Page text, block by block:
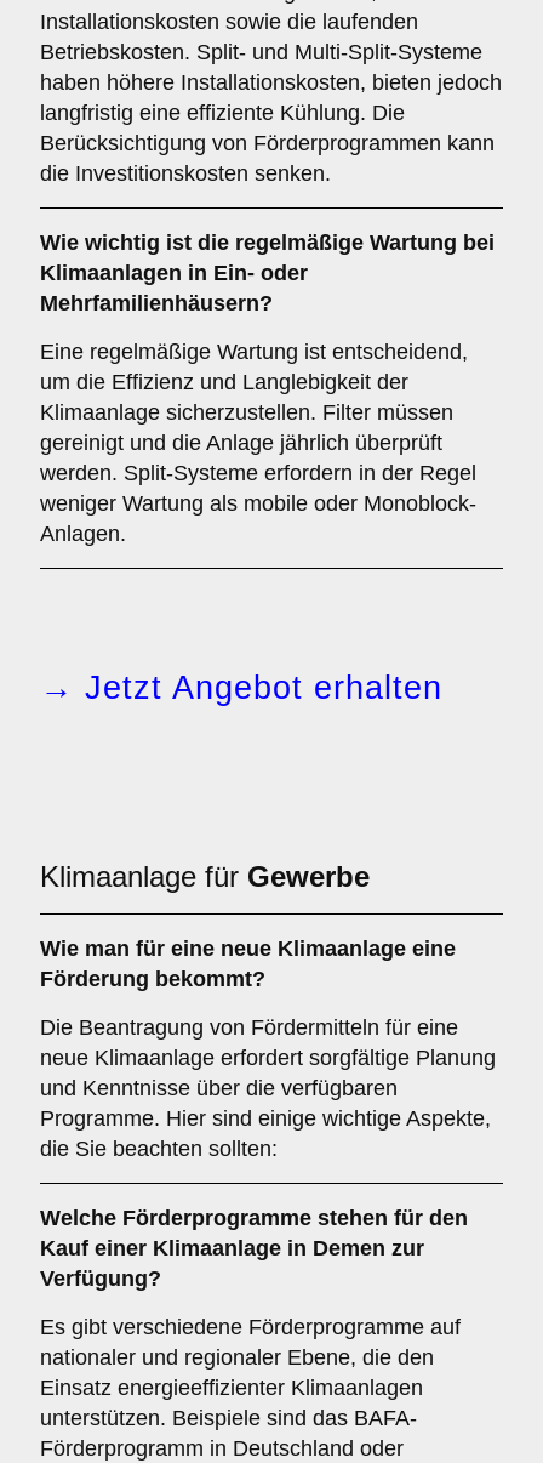
Installationskosten sowie die laufenden
Betriebskosten. Split- und Multi-Split-Systeme
haben höhere Installationskosten, bieten jedoch
langfristig eine effiziente Kühlung. Die
Berücksichtigung von Förderprogrammen kann
die Investitionskosten senken.
Wie wichtig ist die regelmäßige Wartung bei
Klimaanlagen in Ein- oder
Mehrfamilienhäusern?
Eine regelmäßige Wartung ist entscheidend,
um die Effizienz und Langlebigkeit der
Klimaanlage sicherzustellen. Filter müssen
gereinigt und die Anlage jährlich überprüft
werden. Split-Systeme erfordern in der Regel
weniger Wartung als mobile oder Monoblock-
Anlagen.
→ Jetzt Angebot erhalten
Klimaanlage für Gewerbe
Wie man für eine neue Klimaanlage eine
Förderung bekommt?
Die Beantragung von Fördermitteln für eine
neue Klimaanlage erfordert sorgfältige Planung
und Kenntnisse über die verfügbaren
Programme. Hier sind einige wichtige Aspekte,
die Sie beachten sollten:
Welche Förderprogramme stehen für den
Kauf einer Klimaanlage in Demen zur
Verfügung?
Es gibt verschiedene Förderprogramme auf
nationaler und regionaler Ebene, die den
Einsatz energieeffizienter Klimaanlagen
unterstützen. Beispiele sind das BAFA-
Förderprogramm in Deutschland oder